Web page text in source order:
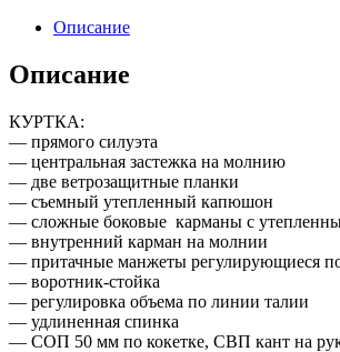
Описание
Описание
КУРТКА:
— прямого силуэта
— центральная застежка на молнию
— две ветрозащитные планки
— съемный утепленный капюшон
— сложные боковые карманы с
— внутренний карман на молнии
— притачные манжеты регулирующиеся
— воротник-стойка
— регулировка объема по линии талии
— удлиненная спинка
— СОП 50 мм по кокетке, СВП кант на